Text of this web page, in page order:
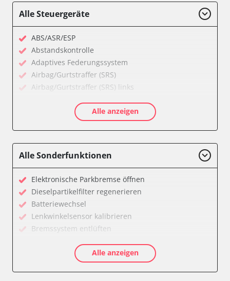
Alle Steuergeräte
ABS/ASR/ESP
Abstandskontrolle
Adaptives Federungssystem
Airbag/Gurtstraffer (SRS)
Airbag/Gurtstraffer (SRS) links
Aktiver Kollisionsschutz
Anhängersteuergerät
Batteriemanagement
CD-Wechsler
Command
Dachbedieneinheit (DBE)
Diagnoseschnittstelle (EOBD/OBDII)
Einparkhilfe
Elektronische Zündanlage
Elektronisches Stabilitätsprogramm (ESP)
Elektronisches Wählhebel-Modul (EWM)
Alle anzeigen
Alle Sonderfunktionen
Elektronische Parkbremse öffnen
Dieselpartikelfilter regenerieren
Batteriewechsel
Lenkwinkelsensor kalibrieren
Bremssystem entlüften
Luftmassenmesser anlernen
Elektronische Parkbremse kalibrieren
Alle anzeigen